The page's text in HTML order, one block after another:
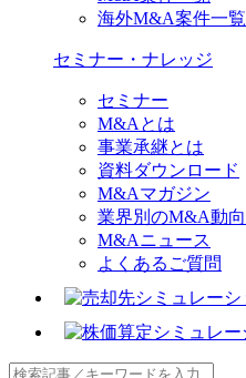
海外M&A案件一覧
セミナー・ナレッジ
セミナー
M&Aとは
事業承継とは
資料ダウンロード
M&Aマガジン
業界別のM&A動向
M&Aニュース
よくあるご質問